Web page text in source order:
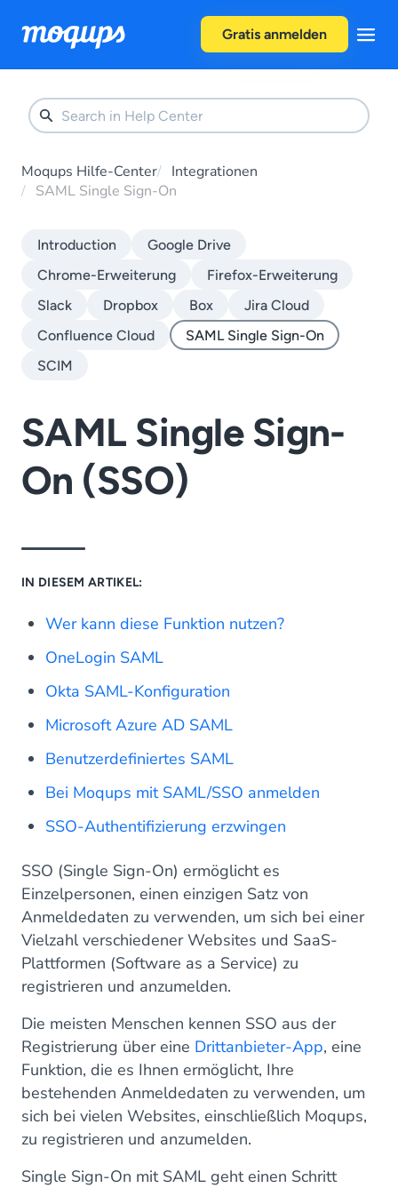
Gratis anmelden
Moqups Hilfe-Center
Integrationen
SAML Single Sign-On
Introduction
Google Drive
Chrome-Erweiterung
Firefox-Erweiterung
Slack
Dropbox Box
Jira Cloud
Confluence Cloud
SAML Single Sign-On
SCIM
SAML Single Sign-
On (SSO)
IN DIESEM ARTIKEL:
Wer kann diese Funktion nutzen?
OneLogin SAML
Okta SAML-Konfiguration
Microsoft Azure AD SAML
Benutzerdefiniertes SAML
Bei Moqups mit SAML/SSO anmelden
SSO-Authentifizierung erzwingen
SSO (Single Sign-On) ermöglicht es
Einzelpersonen, einen einzigen Satz von
Anmeldedaten zu verwenden, um sich bei einer
Vielzahl verschiedener Websites und SaaS-
Plattformen (Software as a Service) zu
registrieren und anzumelden.
Die meisten Menschen kennen SSO aus der
Registrierung über eine Drittanbieter-App, eine
Funktion, die es Ihnen ermöglicht, Ihre
bestehenden Anmeldedaten zu verwenden, um
sich bei vielen Websites, einschließlich Moqups,
zu registrieren und anzumelden.
Single Sign-On mit SAML geht einen Schritt